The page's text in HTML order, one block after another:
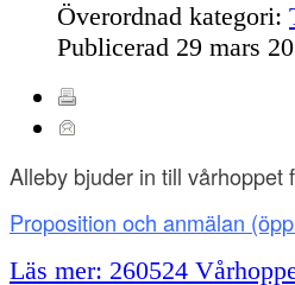
Överordnad kategori:
Publicerad 29 mars
Alleby bjuder in till vårhoppet
Proposition och anmälan
Läs mer: 260524